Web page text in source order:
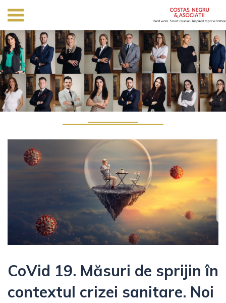
CoVid 19. Măsuri de sprijin în
contextul crizei sanitare. Noi